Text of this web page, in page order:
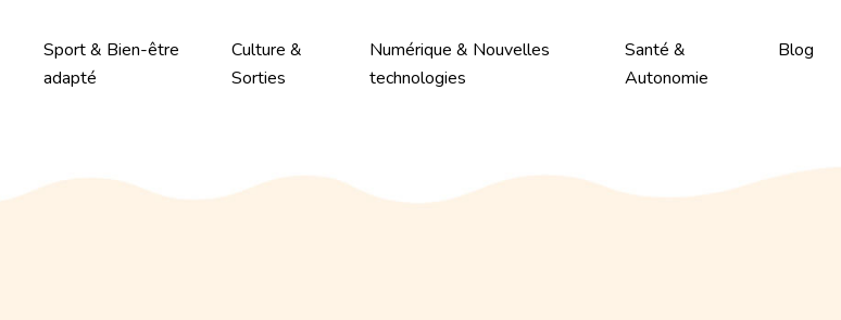
Sport & Bien-être
adapté
Culture &
Sorties
Numérique & Nouvelles
technologies
Santé &
Autonomie
Blog